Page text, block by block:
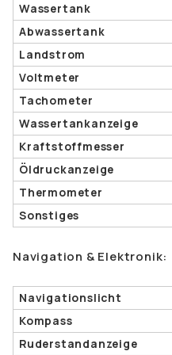
Wassertank
Abwassertank
Landstrom
Voltmeter
Tachometer
Wassertankanzeige
Kraftstoffmesser
Öldruckanzeige
Thermometer
Sonstiges
Navigation & Elektronik:
Navigationslicht
Kompass
Ruderstandanzeige